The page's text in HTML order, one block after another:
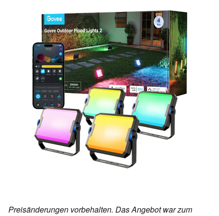
Preisänderungen vorbehalten. Das Angebot war zum